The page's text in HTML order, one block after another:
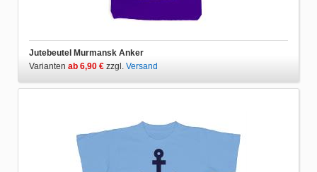
Jutebeutel Murmansk Anker
Varianten ab 6,90 € zzgl. Versand